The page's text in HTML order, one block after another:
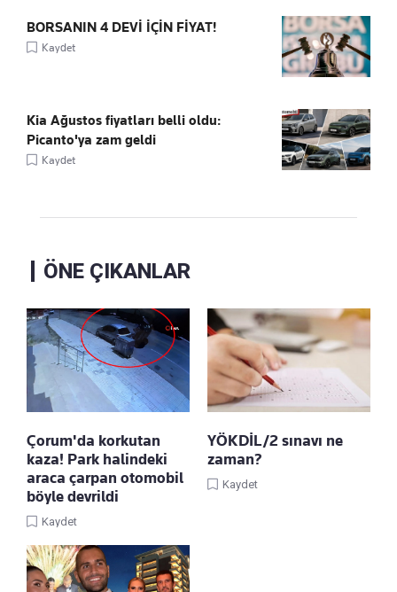
BORSANIN 4 DEVİ İÇİN FİYAT!
Kaydet
Kia Ağustos fiyatları belli oldu:
Picanto'ya zam geldi
Kaydet
ÖNE ÇIKANLAR
Çorum'da korkutan
kaza! Park halindeki
araca çarpan otomobil
böyle devrildi
Kaydet
YÖKDİL/2 sınavı ne
zaman?
Kaydet